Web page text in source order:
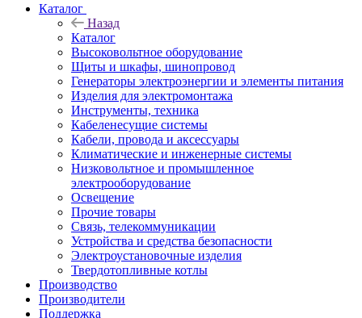
Каталог
Назад
Каталог
Высоковольтное оборудование
Щиты и шкафы, шинопровод
Генераторы электроэнергии и элементы питания
Изделия для электромонтажа
Инструменты, техника
Кабеленесущие системы
Кабели, провода и аксессуары
Климатические и инженерные системы
Низковольтное и промышленное
электрооборудование
Освещение
Прочие товары
Связь, телекоммуникации
Устройства и средства безопасности
Электроустановочные изделия
Твердотопливные котлы
Производство
Производители
Поддержка